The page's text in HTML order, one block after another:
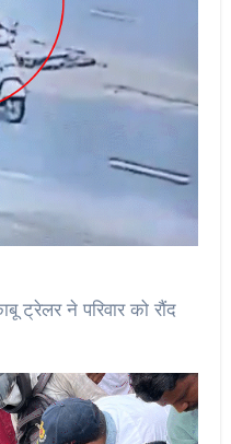
ट्रेलर ने परिवार को रौंद